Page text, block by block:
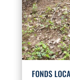
FONDS